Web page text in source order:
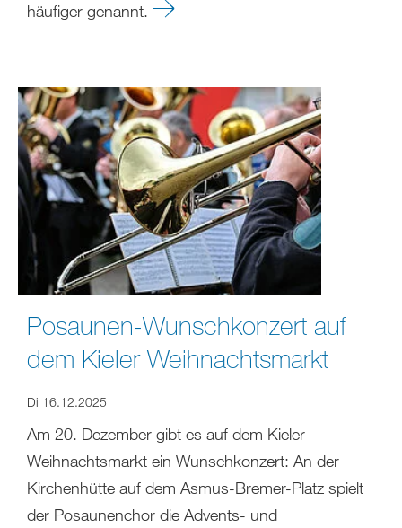
häufiger genannt.
Posaunen-Wunschkonzert auf
dem Kieler Weihnachtsmarkt
Di 16.12.2025
Am 20. Dezember gibt es auf dem Kieler
Weihnachtsmarkt ein Wunschkonzert: An der
Kirchenhütte auf dem Asmus-Bremer-Platz spielt
der Posaunenchor die Advents- und